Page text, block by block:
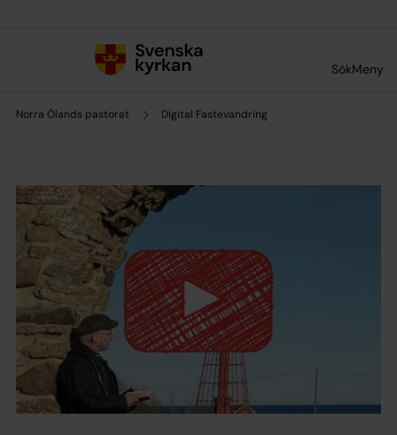
SökMeny
Norra Ölands pastorat Digital Fastevandring